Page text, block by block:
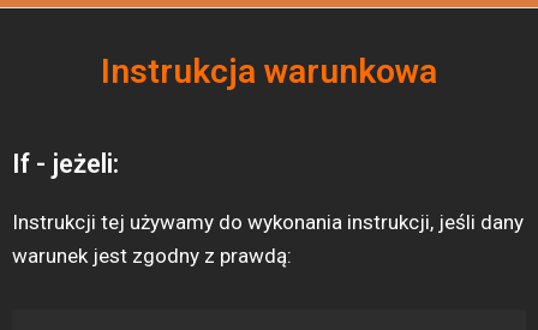
Instrukcja warunkowa
If - jeżeli:
Instrukcji tej używamy do wykonania instrukcji, jeśli dany
warunek jest zgodny z prawdą: